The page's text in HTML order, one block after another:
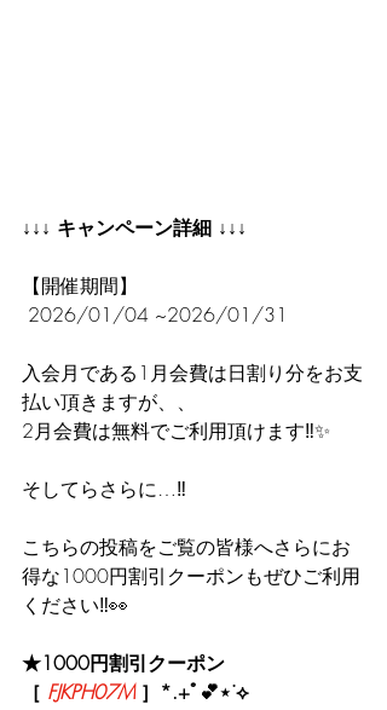
↓↓↓ キャンペーン詳細 ↓↓↓
【開催期間】
2026/01/04 ~2026/01/31
入会月である1月会費は日割り分をお支
払い頂きますが、、
2月会費は無料でご利用頂けます‼︎✨
そしてらさらに…‼️
こちらの投稿をご覧の皆様へさらにお
得な1000円割引クーポンもぜひご利用
ください‼︎👀
★1000円割引クーポン
［ FJKPH07M ］*.+ﾟ💕⋆˙⟡